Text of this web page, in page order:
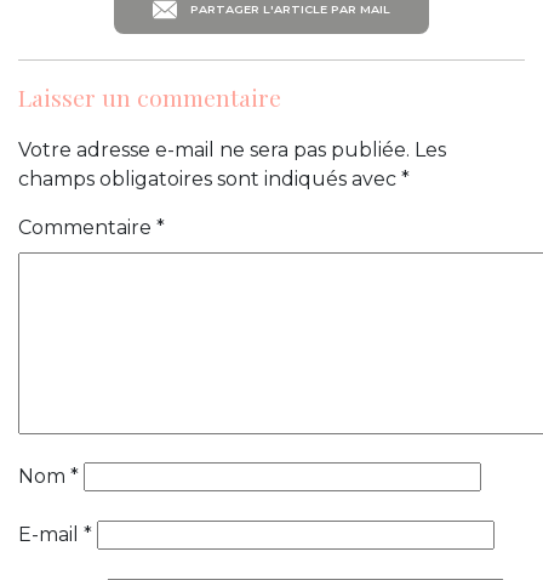
PARTAGER L'ARTICLE PAR MAIL
Laisser un commentaire
Votre adresse e-mail ne sera pas publiée. Les
champs obligatoires sont indiqués avec *
Commentaire *
Nom *
E-mail *